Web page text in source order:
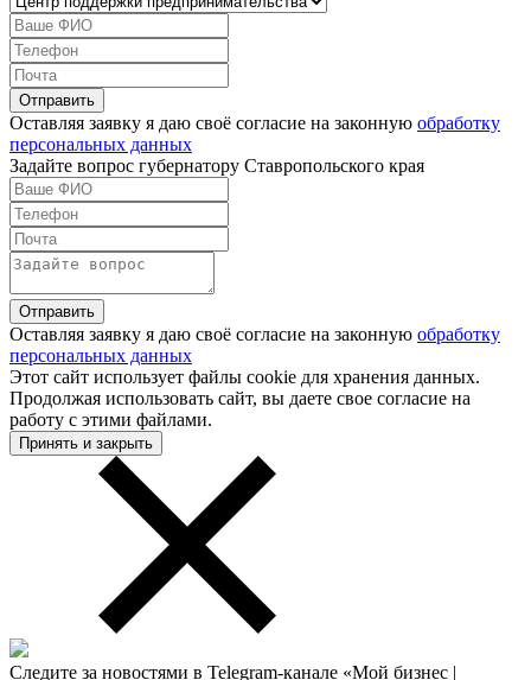
Оставляя заявку я даю своё согласие на законную обработку
персональных данных
Задайте вопрос губернатору Ставропольского края
Оставляя заявку я даю своё согласие на законную обработку
персональных данных
Этот сайт использует файлы cookie для хранения данных.
Продолжая использовать сайт, вы даете свое согласие на
работу с этими файлами.
Принять и закрыть
Следите за новостями в Telegram-канале «Мой бизнес |